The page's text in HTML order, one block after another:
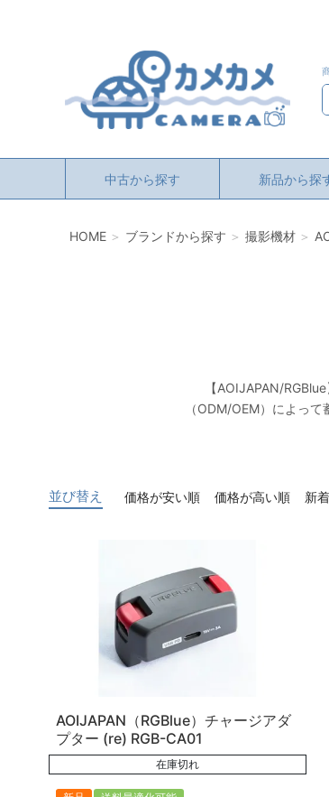
検索
中古から探す 新品から探
HOME ブランドから探す 撮影機材
【AOIJAPAN/
（ODM/OEM）によっ
並び替え 価格が安い順 価格が高い順 新
AOIJAPAN（RGBlue）チャージアダ
プター (re) RGB-CA01
在庫切れ